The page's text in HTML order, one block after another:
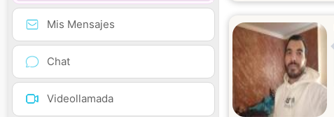
Mis Mensajes
Chat
Videollamada